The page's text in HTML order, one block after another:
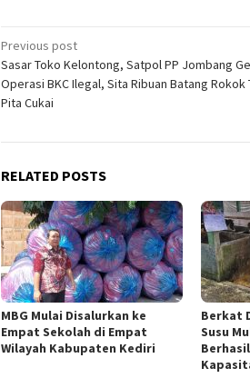
Post
navigation
Previous post
Sasar Toko Kelontong, Satpol PP Jombang
Operasi BKC Ilegal, Sita Ribuan Batang Rokok
Pita Cukai
RELATED POSTS
MBG Mulai Disalurkan ke
Empat Sekolah di Empat
Wilayah Kabupaten Kediri
Berkat
Susu